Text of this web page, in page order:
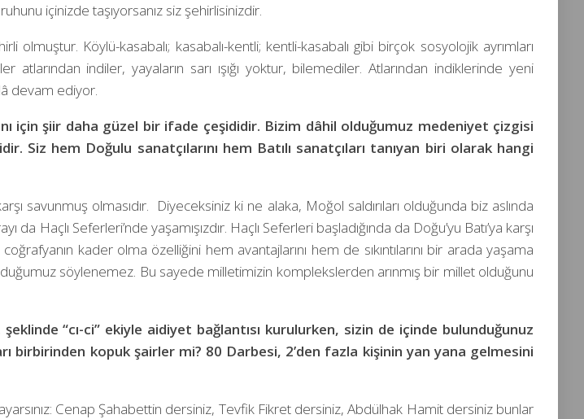
içinizde taşıyorsanız siz şehirlisinizdir.
olmuştur. Köylü-kasabalı; kasabalı-kentli; kentli-kasabalı gibi birçok sosyolojik ayrımları
indiler, yayaların sarı ışığı yoktur, bilemediler. Atlarından indiklerinde yeni
devam ediyor.
için şiir daha güzel bir ifade çeşididir. Bizim dâhil olduğumuz medeniyet çizgisi
hem Doğulu sanatçılarını hem Batılı sanatçıları tanıyan biri olarak hangi
savunmuş olmasıdır. Diyeceksiniz ki ne alaka, Moğol saldırıları olduğunda biz aslında
Haçlı Seferleri’nde yaşamışızdır. Haçlı Seferleri başladığında da Doğu’yu Batı’ya karşı
kader olma özelliğini hem avantajlarını hem de sıkıntılarını bir arada yaşama
söylenemez. Bu sayede milletimizin komplekslerden arınmış bir millet olduğunu
“cı-ci” ekiyle aidiyet bağlantısı kurulurken, sizin de içinde bulunduğunuz
birbirinden kopuk şairler mi? 80 Darbesi, 2’den fazla kişinin yan yana gelmesini
Cenap Şahabettin dersiniz, Tevfik Fikret dersiniz, Abdülhak Hamit dersiniz bunlar